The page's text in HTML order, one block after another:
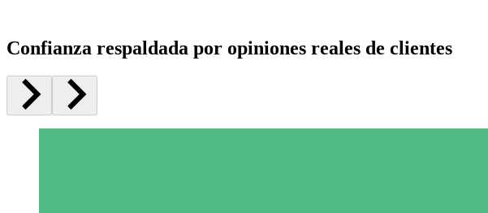
Confianza respaldada por opiniones reales de clientes